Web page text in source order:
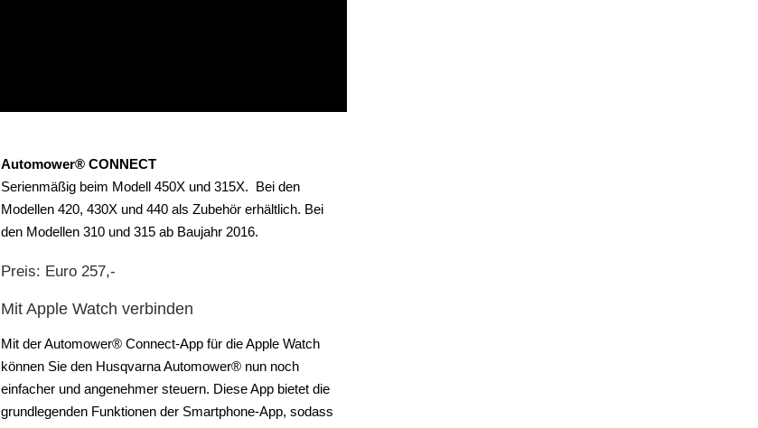
Automower® CONNECT
Serienmäßig beim Modell 450X und 315X. Bei den
Modellen 420, 430X und 440 als Zubehör erhältlich. Bei
den Modellen 310 und 315 ab Baujahr 2016.
Preis: Euro 257,-
Mit Apple Watch verbinden
Mit der Automower® Connect-App für die Apple Watch
können Sie den Husqvarna Automower® nun noch
einfacher und angenehmer steuern. Diese App bietet die
grundlegenden Funktionen der Smartphone-App, sodass